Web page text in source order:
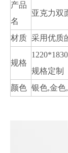
产品
名
亚克力双
材质 采用优质
规格
规格定制
颜色 银色,金色